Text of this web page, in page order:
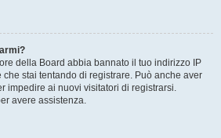
della Board abbia bannato il tuo indirizzo IP
stai tentando di registrare. Può anche aver
impedire ai nuovi visitatori di registrarsi.
avere assistenza.